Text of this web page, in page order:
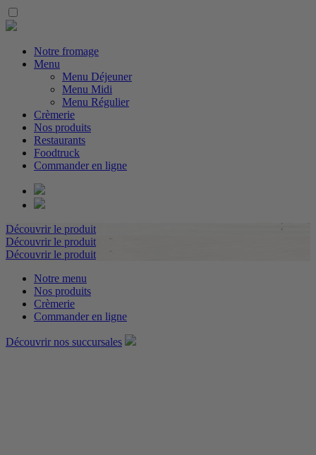
Notre fromage
Menu
Menu Déjeuner
Menu Midi
Menu Régulier
Crèmerie
Nos produits
Restaurants
Foodtruck
Commander en ligne
Découvrir le produit
Découvrir le produit
Découvrir le produit
Notre menu
Nos produits
Crèmerie
Commander en ligne
Découvrir nos succursales